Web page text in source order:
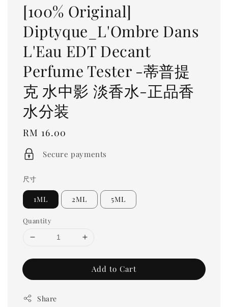
[100% Original]
Diptyque_L'Ombre Dans
L'Eau EDT Decant
Perfume Tester -蒂普提
克 水中影 淡香水-正品香
水分装
Regular
price
RM 16.00
Secure payments
尺寸
1ML 2ML 5ML
Quantity
Add to Cart
Share